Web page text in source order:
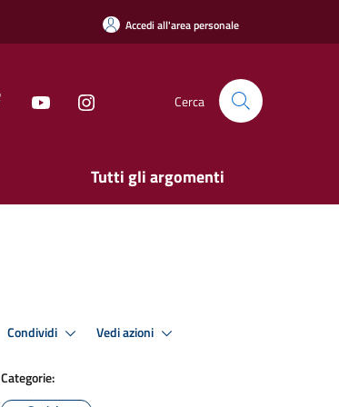
Accedi all'area personale
Cerca
Tutti gli argomenti
Condividi Vedi azioni
Categorie: